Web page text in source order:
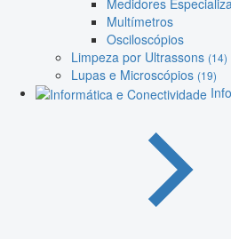
Multímetros
Osciloscópios
Limpeza por Ultrassons (14)
Lupas e Microscópios (19)